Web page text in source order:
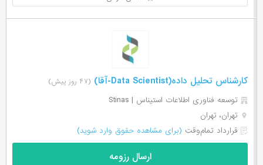
کارشناس تحلیل داده(Data Scientist-آقا) (۴۷ روز پیش)
توسعه فناوری اطلاعات استیناس | Stinas
تهران، تهران
قرارداد تمام‌وقت (برای مشاهده حقوق وارد شوید)
ارسال رزومه